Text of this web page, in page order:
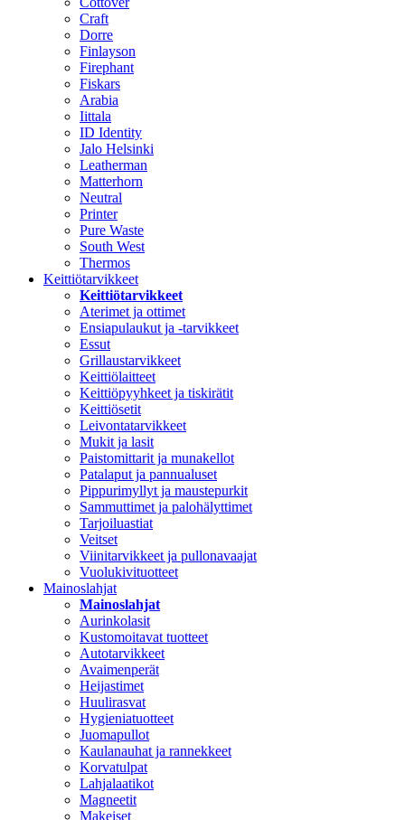
Craft
Dorre
Finlayson
Firephant
Fiskars
Arabia
Iittala
ID Identity
Jalo Helsinki
Leatherman
Matterhorn
Neutral
Printer
Pure Waste
South West
Thermos
Keittiötarvikkeet
Keittiötarvikkeet
Aterimet ja ottimet
Ensiapulaukut ja -tarvikkeet
Essut
Grillaustarvikkeet
Keittiölaitteet
Keittiöpyyhkeet ja tiskirätit
Keittiösetit
Leivontatarvikkeet
Mukit ja lasit
Paistomittarit ja munakellot
Patalaput ja pannualuset
Pippurimyllyt ja maustepurkit
Sammuttimet ja palohälyttimet
Tarjoiluastiat
Veitset
Viinitarvikkeet ja pullonavaajat
Vuolukivituotteet
Mainoslahjat
Mainoslahjat
Aurinkolasit
Kustomoitavat tuotteet
Autotarvikkeet
Avaimenperät
Heijastimet
Huulirasvat
Hygieniatuotteet
Juomapullot
Kaulanauhat ja rannekkeet
Korvatulpat
Lahjalaatikot
Magneetit
Makeiset